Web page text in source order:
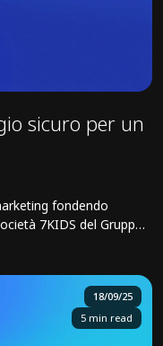
sicuro per un
fondendo
7KIDS del Gruppo
ripristinare la brand
18/09/25
5 min read